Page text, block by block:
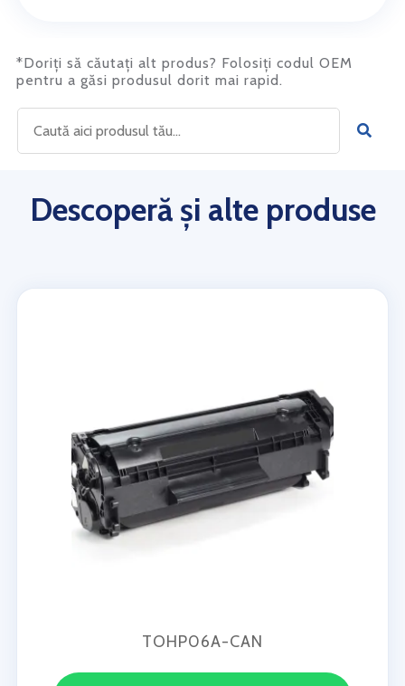
*Doriți să căutați alt produs? Folosiți codul OEM
pentru a găsi produsul dorit mai rapid.
Descoperă și alte produse
TOHP06A-CAN